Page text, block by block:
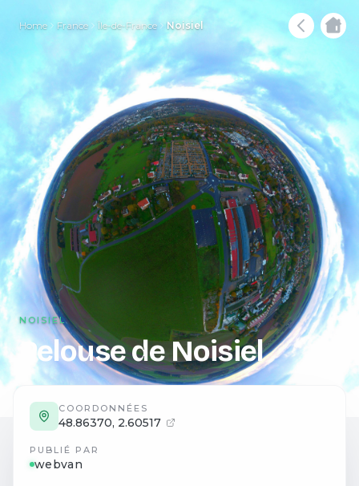
Home France Île-de-France Noisiel
NOISIEL
Pelouse de Noisiel
COORDONNÉES
48.86370, 2.60517
PUBLIÉ PAR
webvan